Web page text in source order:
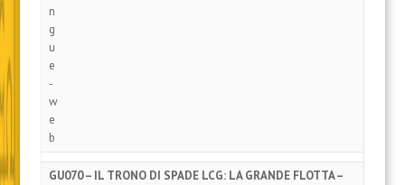
GU070 – IL TRONO DI SPADE LCG: LA GRANDE FLOTTA –